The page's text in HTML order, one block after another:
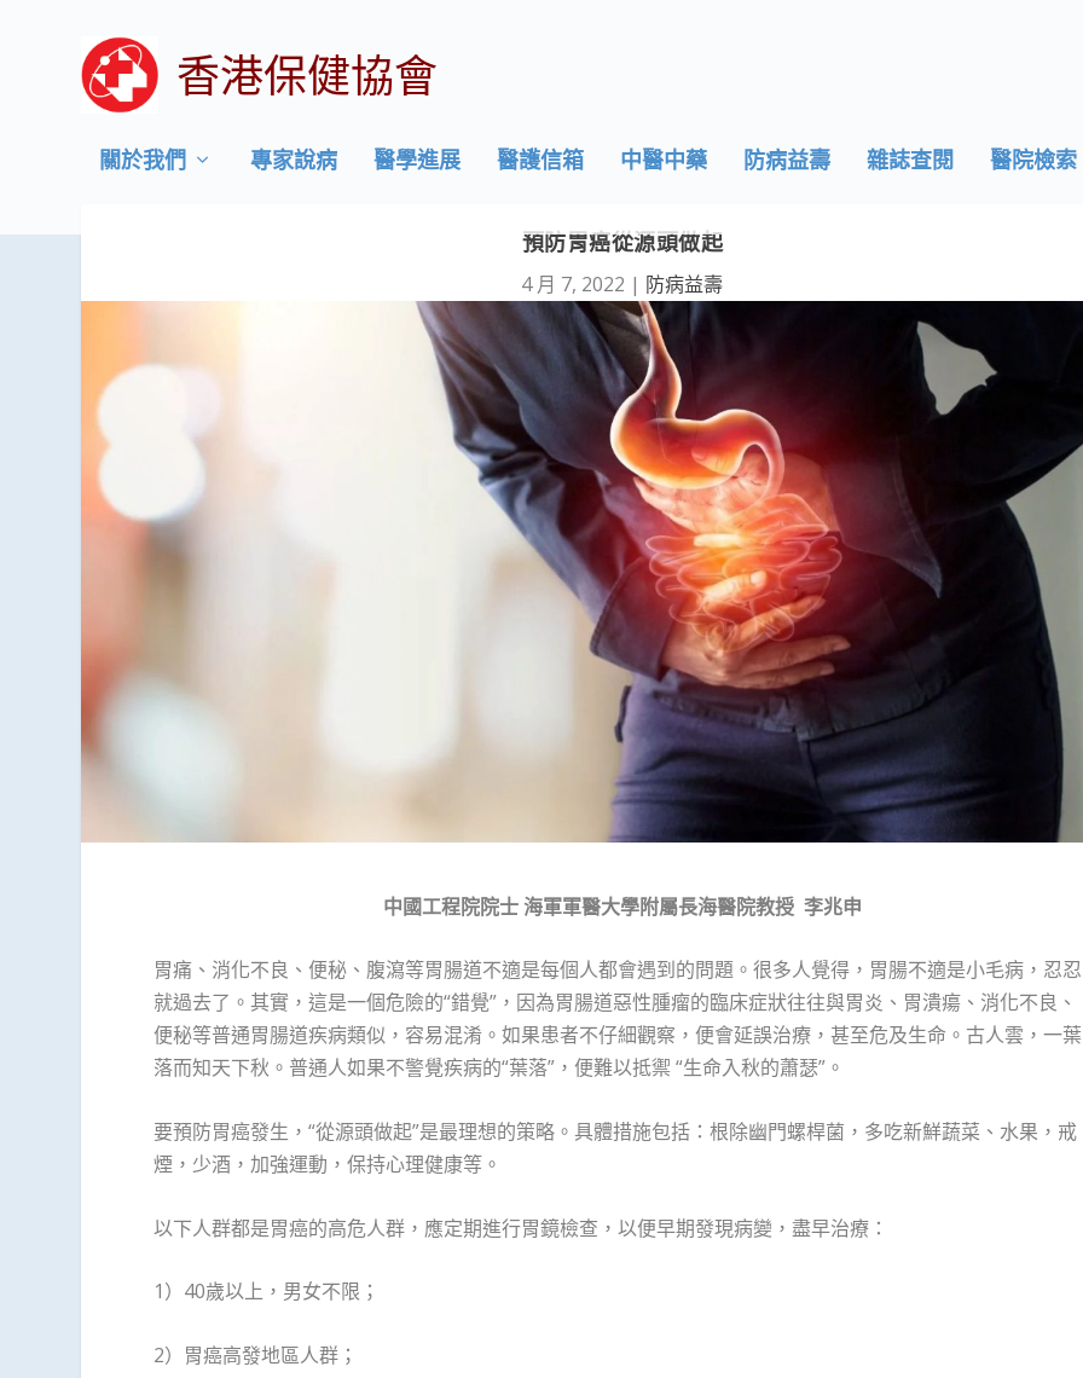
香港保健協會
關於我們 專家說病 醫學進展 醫護信箱 中醫中藥 防病益壽 雜誌查閱 醫院檢索
預防胃癌從源頭做起
4 月 7, 2022 | 防病益壽
中國工程院院士 海軍軍醫大學附屬長海醫院教授 李兆申
胃痛、消化不良、便秘、腹瀉等胃腸道不適是每個人都會遇到的問題。很多人覺得，胃腸不適是小毛病，忍忍
就過去了。其實，這是一個危險的“錯覺”，因為胃腸道惡性腫瘤的臨床症狀往往與胃炎、胃潰瘍、消化不良、
便秘等普通胃腸道疾病類似，容易混淆。如果患者不仔細觀察，便會延誤治療，甚至危及生命。古人雲，一葉
落而知天下秋。普通人如果不警覺疾病的“葉落”，便難以抵禦 “生命入秋的蕭瑟”。
要預防胃癌發生，“從源頭做起”是最理想的策略。具體措施包括：根除幽門螺桿菌，多吃新鮮蔬菜、水果，戒
煙，少酒，加強運動，保持心理健康等。
以下人群都是胃癌的高危人群，應定期進行胃鏡檢查，以便早期發現病變，盡早治療：
1）40歲以上，男女不限；
2）胃癌高發地區人群；